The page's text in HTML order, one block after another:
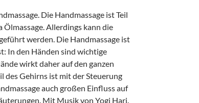
Die Handmassage ist Teil
Ölmassage. Allerdings kann die
werden. Die Handmassage ist
In den Händen sind wichtige
wirkt daher auf den ganzen
des Gehirns ist mit der Steuerung
auch großen Einfluss auf
Mit Musik von Yogi Hari.